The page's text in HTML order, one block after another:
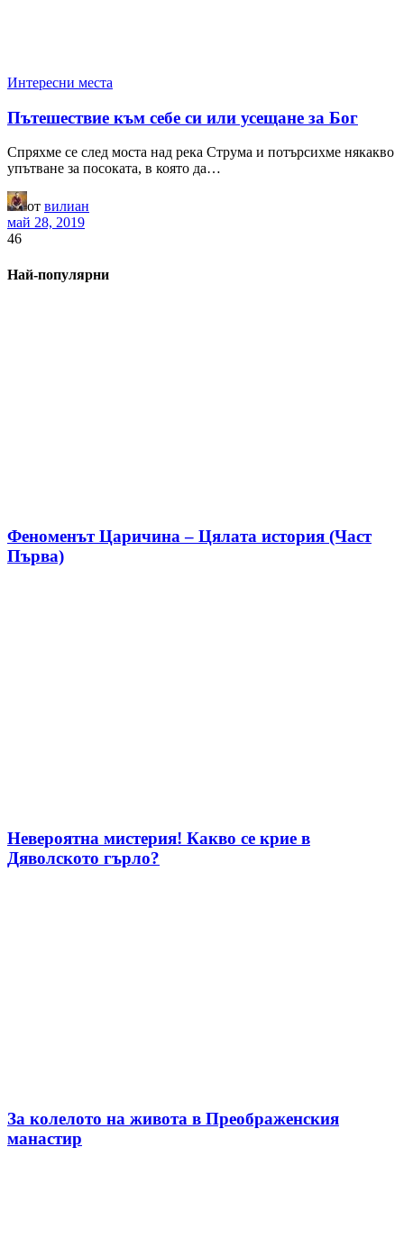
Интересни места
Пътешествие към себе си или усещане за Бог
Спряхме се след моста над река Струма и потърсихме някакво
упътване за посоката, в която да…
от вилиан
май 28, 2019
46
Най-популярни
Феноменът Царичина – Цялата история (Част
Първа)
Невероятна мистерия! Какво се крие в
Дяволското гърло?
За колелото на живота в Преображенския
манастир